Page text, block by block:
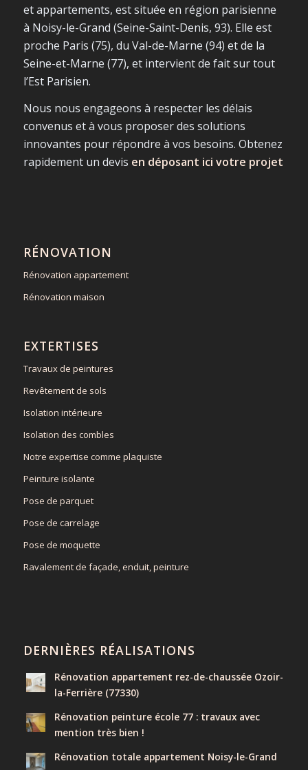
et appartements, est située en région parisienne
à Noisy-le-Grand (Seine-Saint-Denis, 93). Elle est
proche Paris (75), du Val-de-Marne (94) et de la
Seine-et-Marne (77), et intervient de fait sur tout
l’Est Parisien.
Nous nous engageons à respecter les délais
convenus et à vous proposer des solutions
innovantes pour répondre à vos besoins. Obtenez
rapidement un devis en déposant ici votre projet
RÉNOVATION
Rénovation appartement
Rénovation maison
EXTERTISES
Travaux de peintures
Revêtement de sols
Isolation intérieure
Isolation des combles
Notre expertise comme plaquiste
Peinture isolante
Pose de parquet
Pose de carrelage
Pose de moquette
Ravalement de façade, enduit, peinture
DERNIÈRES RÉALISATIONS
Rénovation appartement rez-de-chaussée Ozoir-
la-Ferrière (77330)
Rénovation peinture école 77 : travaux avec
mention très bien !
Rénovation totale appartement Noisy-le-Grand